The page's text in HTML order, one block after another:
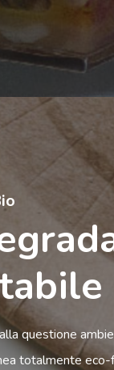
questione
totalmente